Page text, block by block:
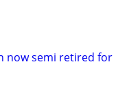
now semi retired for